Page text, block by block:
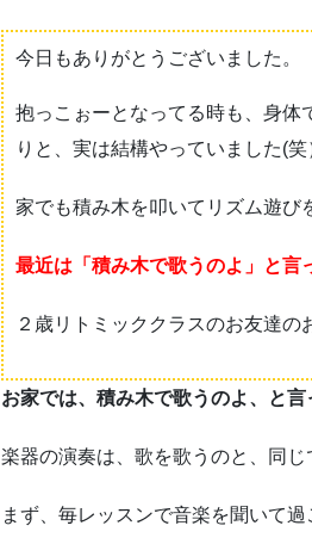
今日もありがとうございました。
抱っこぉーとなってる時も、身体
りと、実は結構やっていました(笑
家でも積み木を叩いてリズム遊び
最近は「積み木で歌うのよ」と言
２歳リトミッククラスのお友達の
お家では、積み木で歌うのよ、と
楽器の演奏は、歌を歌うのと、同
まず、毎レッスンで音楽を聞いて